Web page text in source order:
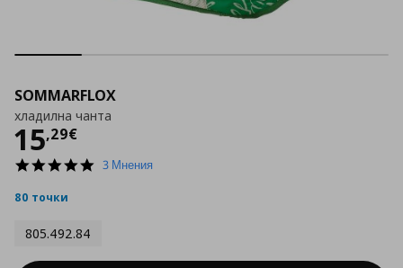
SOMMARFLOX
хладилна чанта
15,29€
Цена
5.0
3 Мнения
80 точки
805.492.84